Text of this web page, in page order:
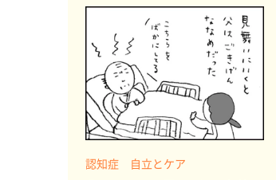
認知症 自立とケア